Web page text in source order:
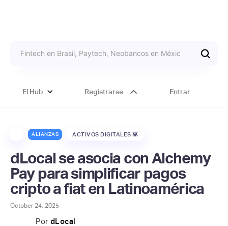
El Hub Registrarse Entrar
ALIANZAS ACTIVOS DIGITALES 👾
dLocal se asocia con Alchemy
Pay para simplificar pagos
cripto a fiat en Latinoamérica
October 24, 2025
Por dLocal